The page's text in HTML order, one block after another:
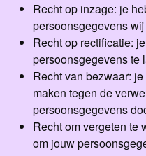
Recht op inzage: je
persoonsgegevens
Recht op rectificatie:
persoonsgegevens te
Recht van bezwaar:
maken tegen de
persoonsgegevens
Recht om vergeten te
om jouw